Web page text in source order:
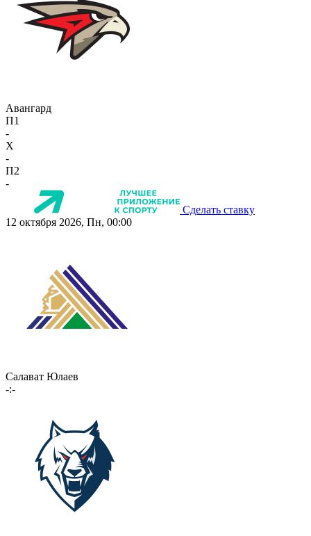
Авангард
П1
-
X
-
П2
-
Сделать ставку
12 октября 2026, Пн, 00:00
Салават Юлаев
-:-